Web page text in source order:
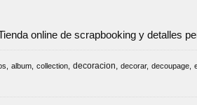
online de scrapbooking y detalles
album collection decoracion decorar decoupage